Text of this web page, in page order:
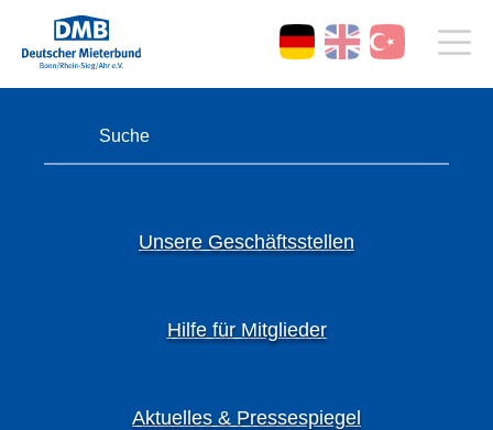
Unsere Geschäftsstellen
Hilfe für Mitglieder
Aktuelles & Pressespiegel